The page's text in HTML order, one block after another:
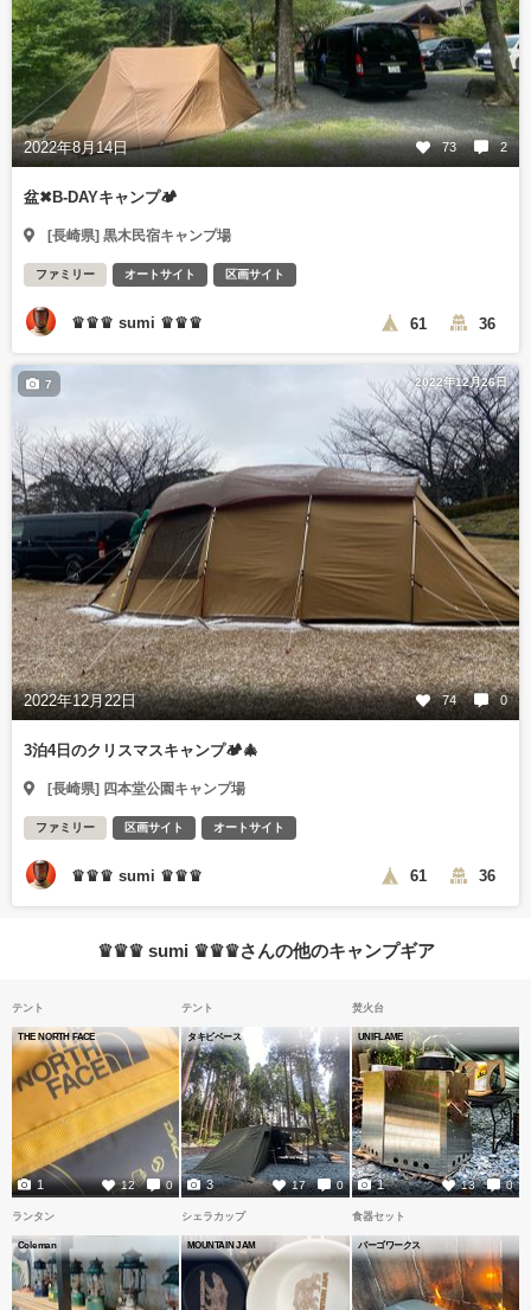
2022年8月14日 73 2
盆✖︎B-DAYキャンプ🏕
[長崎県] 黒木民宿キャンプ場
ファミリー オートサイト 区画サイト
♛♛♛ sumi ♛♛♛ 61 36
2022年12月26日
2022年12月22日 74 0
7
3泊4日のクリスマスキャンプ🏕🎄
[長崎県] 四本堂公園キャンプ場
ファミリー 区画サイト オートサイト
♛♛♛ sumi ♛♛♛ 61 36
♛♛♛ sumi ♛♛♛さんの他のキャンプギア
テント
THE NORTH FACE
12 0
1
テント
タキビベース
17 0
3
焚火台
UNIFLAME
13 0
1
ランタン
Coleman
シェラカップ
MOUNTAIN JAM
食器セット
パーゴワークス